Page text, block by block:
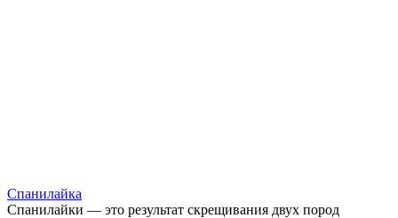
Спанилайка
Спанилайки — это результат скрещивания двух пород